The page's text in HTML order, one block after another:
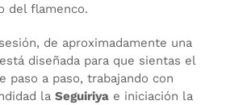
del flamenco.
de aproximadamente una
diseñada para que sientas el
paso a paso, trabajando con
la Seguiriyae iniciación la